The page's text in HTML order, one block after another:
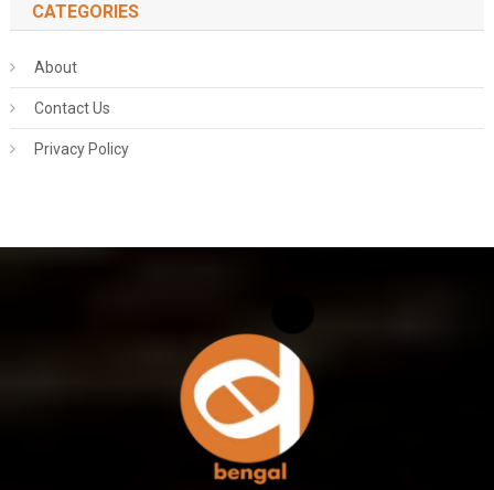
CATEGORIES
About
Contact Us
Privacy Policy